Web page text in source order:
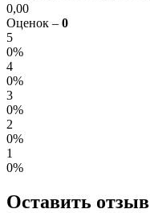
0,00
Оценок – 0
5
0%
4
0%
3
0%
2
0%
1
0%
Оставить отзыв